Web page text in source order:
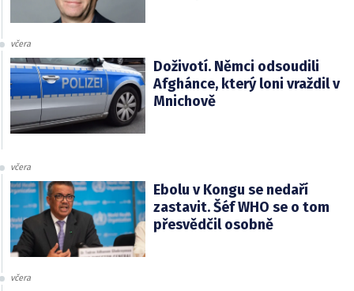
včera
Doživotí. Němci odsoudili
Afghánce, který loni vraždil v
Mnichově
včera
Ebolu v Kongu se nedaří
zastavit. Šéf WHO se o tom
přesvědčil osobně
včera